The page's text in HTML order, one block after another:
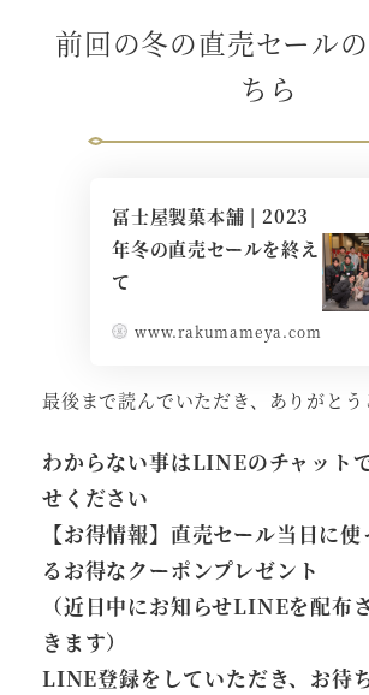
前回の冬の直売セール
ちら
冨士屋製菓本舗 | 2023
年冬の直売セールを終え
て
www.rakumameya.com
最後まで読んでいただき、ありがとう
わからない事はLINEのチャット
せください
【お得情報】直売セール当日に
るお得なクーポンプレゼント
（近日中にお知らせLINEを配布
きます）
LINE登録をしていただき、お待